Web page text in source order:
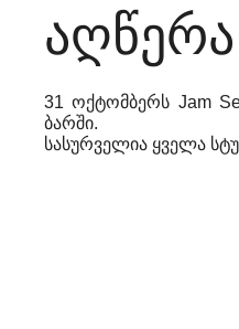
აღწერა
31 ოქტომბერს Jam
ბარში.
სასურველია ყველა